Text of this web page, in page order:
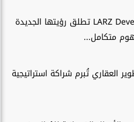
LARZ Developments تطلق رؤيتها الجديدة
متكامل...
العقاري تُبرم شراكة استراتيجية